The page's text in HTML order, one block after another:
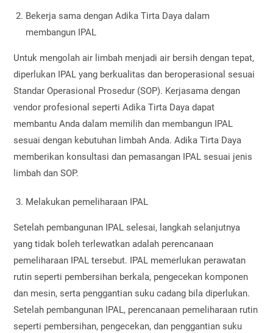
Bekerja sama dengan Adika Tirta Daya dalam
membangun IPAL
Untuk mengolah air limbah menjadi air bersih dengan tepat,
diperlukan IPAL yang berkualitas dan beroperasional sesuai
Standar Operasional Prosedur (SOP). Kerjasama dengan
vendor profesional seperti Adika Tirta Daya dapat
membantu Anda dalam memilih dan membangun IPAL
sesuai dengan kebutuhan limbah Anda. Adika Tirta Daya
memberikan konsultasi dan pemasangan IPAL sesuai jenis
limbah dan SOP.
Melakukan pemeliharaan IPAL
Setelah pembangunan IPAL selesai, langkah selanjutnya
yang tidak boleh terlewatkan adalah perencanaan
pemeliharaan IPAL tersebut. IPAL memerlukan perawatan
rutin seperti pembersihan berkala, pengecekan komponen
dan mesin, serta penggantian suku cadang bila diperlukan.
Setelah pembangunan IPAL, perencanaan pemeliharaan rutin
seperti pembersihan, pengecekan, dan penggantian suku